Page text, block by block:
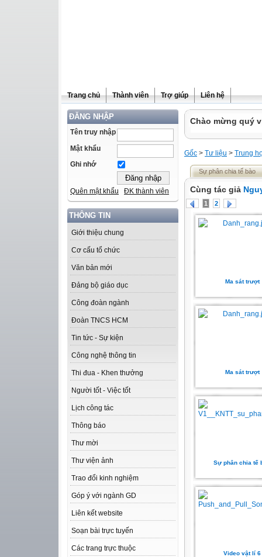
Trang chủ Thành viên Trợ giúp Liên hệ
ĐĂNG NHẬP
Tên truy nhập
Mật khẩu
Ghi nhớ
Quên mật khẩu ĐK thành viên
THÔNG TIN
Giới thiệu chung
Cơ cấu tổ chức
Văn bản mới
Đảng bộ giáo dục
Công đoàn ngành
Đoàn TNCS HCM
Tin tức - Sự kiện
Công nghệ thông tin
Thi đua - Khen thưởng
Người tốt - Việc tốt
Lịch công tác
Thông báo
Thư mời
Thư viện ảnh
Trao đổi kinh nghiệm
Góp ý với ngành GD
Liên kết website
Soạn bài trực tuyến
Các trang trực thuộc
Chào mừng quý
Gốc > Tư liệu > Trung
Sự phân chia tế bào
Cùng tác giả
1 2
Ma sát trượt
Ma sát trượt
Sự phân chia tế
Video vật lí 6